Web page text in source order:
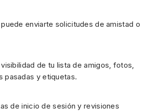
enviarte solicitudes de amistad o
de tu lista de amigos, fotos,
pasadas y etiquetas.
de inicio de sesión y revisiones